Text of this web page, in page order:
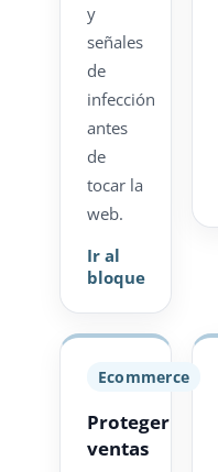
y
señales
de
infección
antes
de
tocar la
web.
Ir al
bloque
Ecommerce
Proteger
ventas